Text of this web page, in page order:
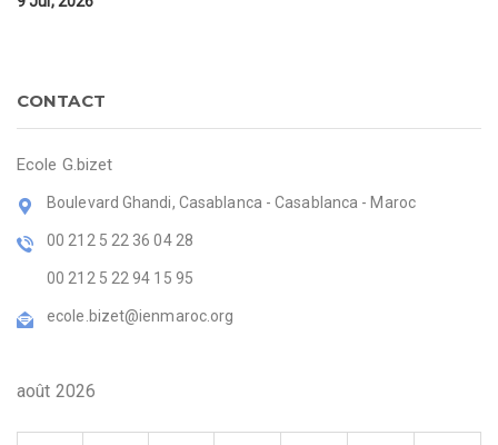
CONTACT
Ecole G.bizet
Boulevard Ghandi, Casablanca - Casablanca - Maroc
00 212 5 22 36 04 28
00 212 5 22 94 15 95
ecole.bizet@ienmaroc.org
août 2026